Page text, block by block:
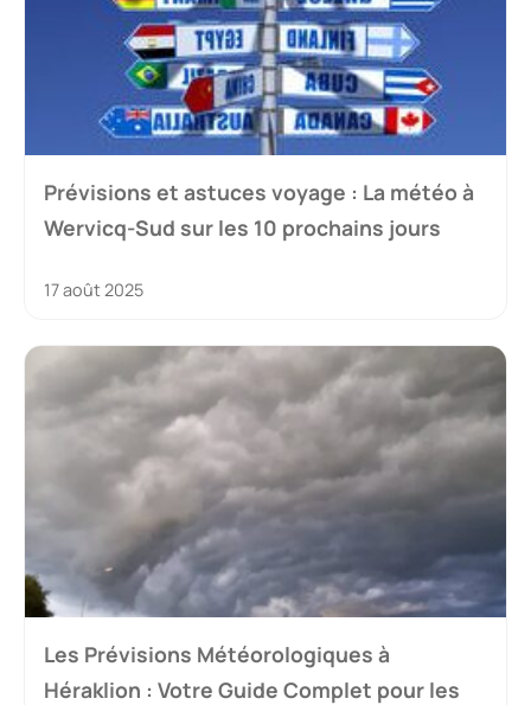
Prévisions et astuces voyage : La météo à
Wervicq-Sud sur les 10 prochains jours
17 août 2025
Les Prévisions Météorologiques à
Héraklion : Votre Guide Complet pour les